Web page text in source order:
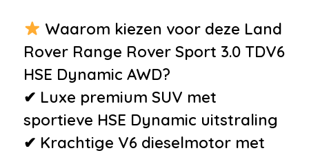
Waarom kiezen voor deze Land
Rover Range Rover Sport 3.0 TDV6
HSE Dynamic AWD?
✔ Luxe premium SUV met
sportieve HSE Dynamic uitstraling
✔ Krachtige V6 dieselmotor met